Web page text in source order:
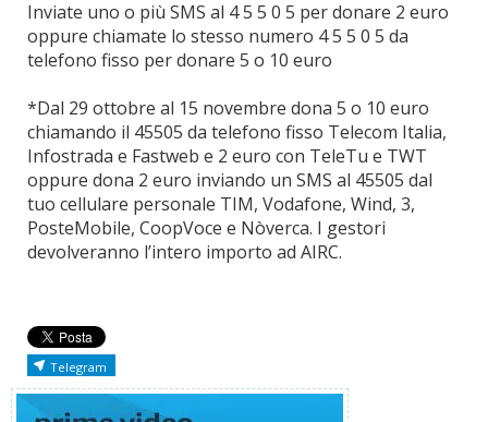
Inviate uno o più SMS al 4 5 5 0 5 per donare 2 euro
oppure chiamate lo stesso numero 4 5 5 0 5 da
telefono fisso per donare 5 o 10 euro
*Dal 29 ottobre al 15 novembre dona 5 o 10 euro
chiamando il 45505 da telefono fisso Telecom Italia,
Infostrada e Fastweb e 2 euro con TeleTu e TWT
oppure dona 2 euro inviando un SMS al 45505 dal
tuo cellulare personale TIM, Vodafone, Wind, 3,
PosteMobile, CoopVoce e Nòverca. I gestori
devolveranno l’intero importo ad AIRC.
Telegram